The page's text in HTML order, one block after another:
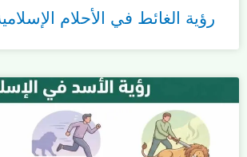
رؤية الغائط في الأحلام